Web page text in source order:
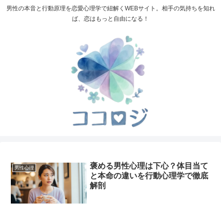
男性の本音と行動原理を恋愛心理学で紐解くWEBサイト。相手の気持ちを知れ
ば、恋はもっと自由になる！
男性心理
褒める男性心理は下心？体目当て
と本命の違いを行動心理学で徹底
解剖